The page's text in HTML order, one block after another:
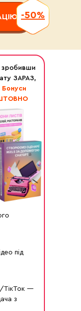
-50%
під
ТікТок —
з
зробивши
ЗАРАЗ,
Бонуси